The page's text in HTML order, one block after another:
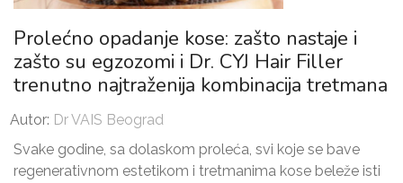
Prolećno opadanje kose: zašto nastaje i
zašto su egzozomi i Dr. CYJ Hair Filler
trenutno najtraženija kombinacija tretmana
Autor: Dr VAIS Beograd
Svake godine, sa dolaskom proleća, svi koje se bave
regenerativnom estetikom i tretmanima kose beleže isti